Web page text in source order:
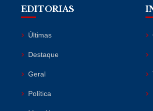
EDITORIAS
Últimas
Destaque
Geral
Política